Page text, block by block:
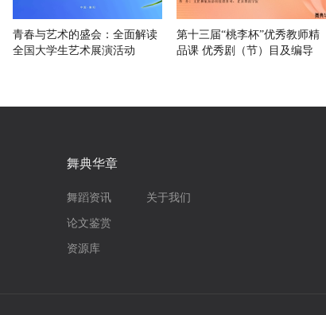
青春与艺术的盛会：全面解读
全国大学生艺术展演活动
第十三届“桃李杯”优秀教师精
品课 优秀剧（节）目及编导
舞典华章
舞蹈资讯
论文鉴赏
资源库
关于我们